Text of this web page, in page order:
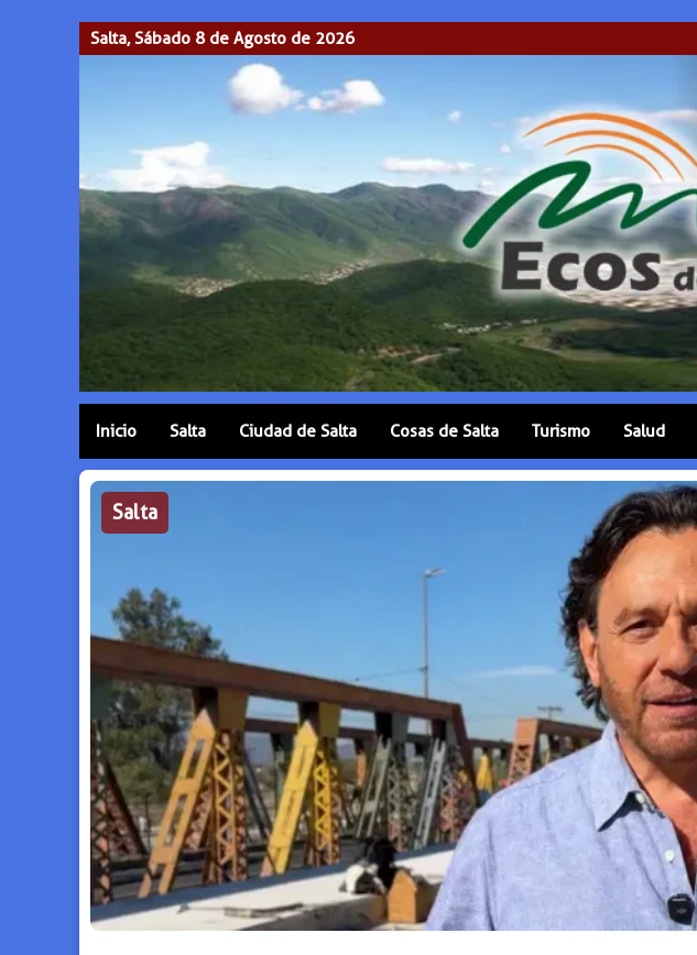
Salta, Sábado 8 de Agosto de 2026
Inicio Salta Ciudad de Salta Cosas de Salta Turismo Salud
Salta